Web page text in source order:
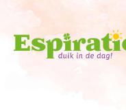
Doorgaan
inhoud